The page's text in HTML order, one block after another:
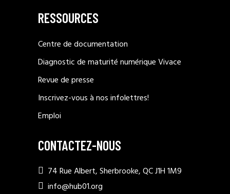
RESSOURCES
Centre de documentation
Diagnostic de maturité numérique Vivace
Revue de presse
Inscrivez-vous à nos infolettres!
Emploi
CONTACTEZ-NOUS
74 Rue Albert, Sherbrooke, QC J1H 1M9
info@hub01.org